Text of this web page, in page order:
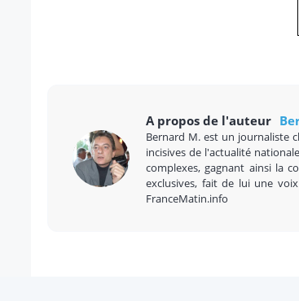
A propos de l'auteur
Bernard M. est un journaliste
incisives de l'actualité
complexes, gagnant ainsi la
exclusives, fait de lui une
FranceMatin.info